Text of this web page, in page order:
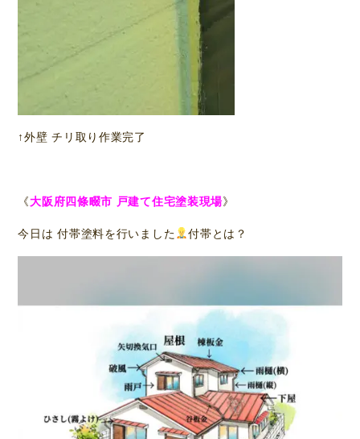
↑外壁 チリ取り作業完了
《大阪府四條畷市 戸建て住宅塗装現場》
今日は 付帯塗料を行いました 付帯とは？